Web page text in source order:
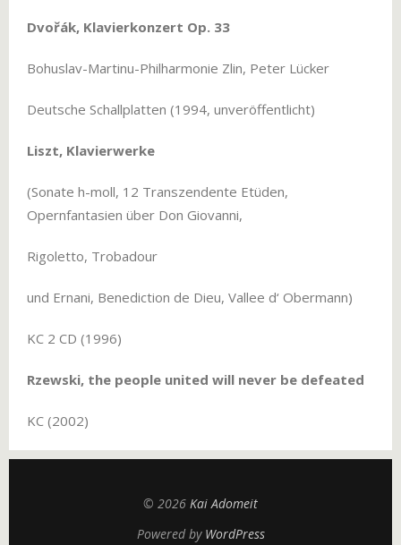
Dvořák, Klavierkonzert Op. 33
Bohuslav-Martinu-Philharmonie Zlin, Peter Lücker
Deutsche Schallplatten (1994, unveröffentlicht)
Liszt, Klavierwerke
(Sonate h-moll, 12 Transzendente Etüden,
Opernfantasien über Don Giovanni,
Rigoletto, Trobadour
und Ernani, Benediction de Dieu, Vallee d‘ Obermann)
KC 2 CD (1996)
Rzewski, the people united will never be defeated
KC (2002)
© 2026 Kai Adomeit
Powered by WordPress